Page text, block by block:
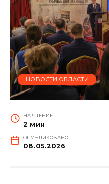
НОВОСТИ ОБЛАСТИ
НА ЧТЕНИЕ
2 мин
ОПУБЛИКОВАНО
08.05.2026